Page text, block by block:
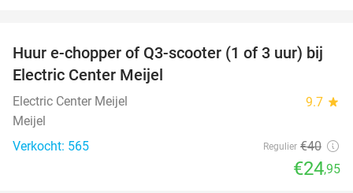
38%
Huur e-chopper of Q3-scooter (1 of 3 uur) bij
Electric Center Meijel
Electric Center Meijel 9.7 star
Meijel
Verkocht: 565
Regulier €40
€24,95